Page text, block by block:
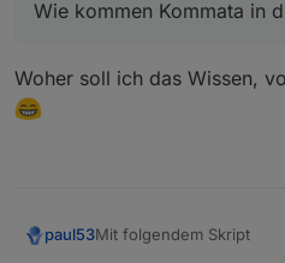
Wie kommen Kommata in
Woher soll ich das Wissen,
paul53Mit folgendem Skript